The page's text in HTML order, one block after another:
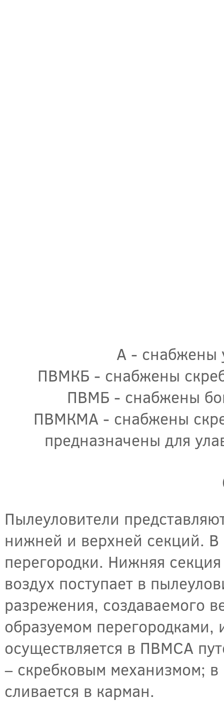
А - снабжены
ПВМКБ - снабжены
ПВМБ - снабжены
ПВМКМА - снабжены
предназначены для
Пылеуловители
нижней и верхней секций.
перегородки. Нижняя
воздух поступает в
разрежения, создаваемого
образуемом
осуществляется в ПВМСА
– скребковым механизмом;
сливается в карман.